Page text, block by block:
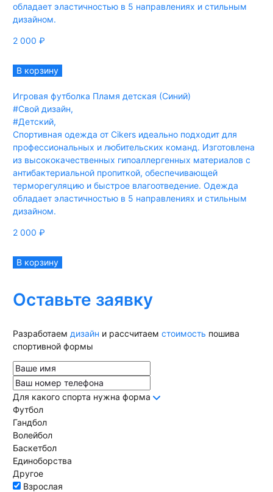
обладает эластичностью в 5 направлениях и стильным
дизайном.
2 000 ₽
В корзину
Игровая футболка Пламя детская (Синий)
#Свой дизайн,
#Детский,
Спортивная одежда от Cikers идеально подходит для
профессиональных и любительских команд. Изготовлена
из высококачественных гипоаллергенных материалов с
антибактериальной пропиткой, обеспечивающей
терморегуляцию и быстрое влагоотведение. Одежда
обладает эластичностью в 5 направлениях и стильным
дизайном.
2 000 ₽
В корзину
Оставьте заявку
Разработаем дизайн и рассчитаем стоимость пошива
спортивной формы
Для какого спорта нужна форма
Футбол
Гандбол
Волейбол
Баскетбол
Единоборства
Другое
Взрослая